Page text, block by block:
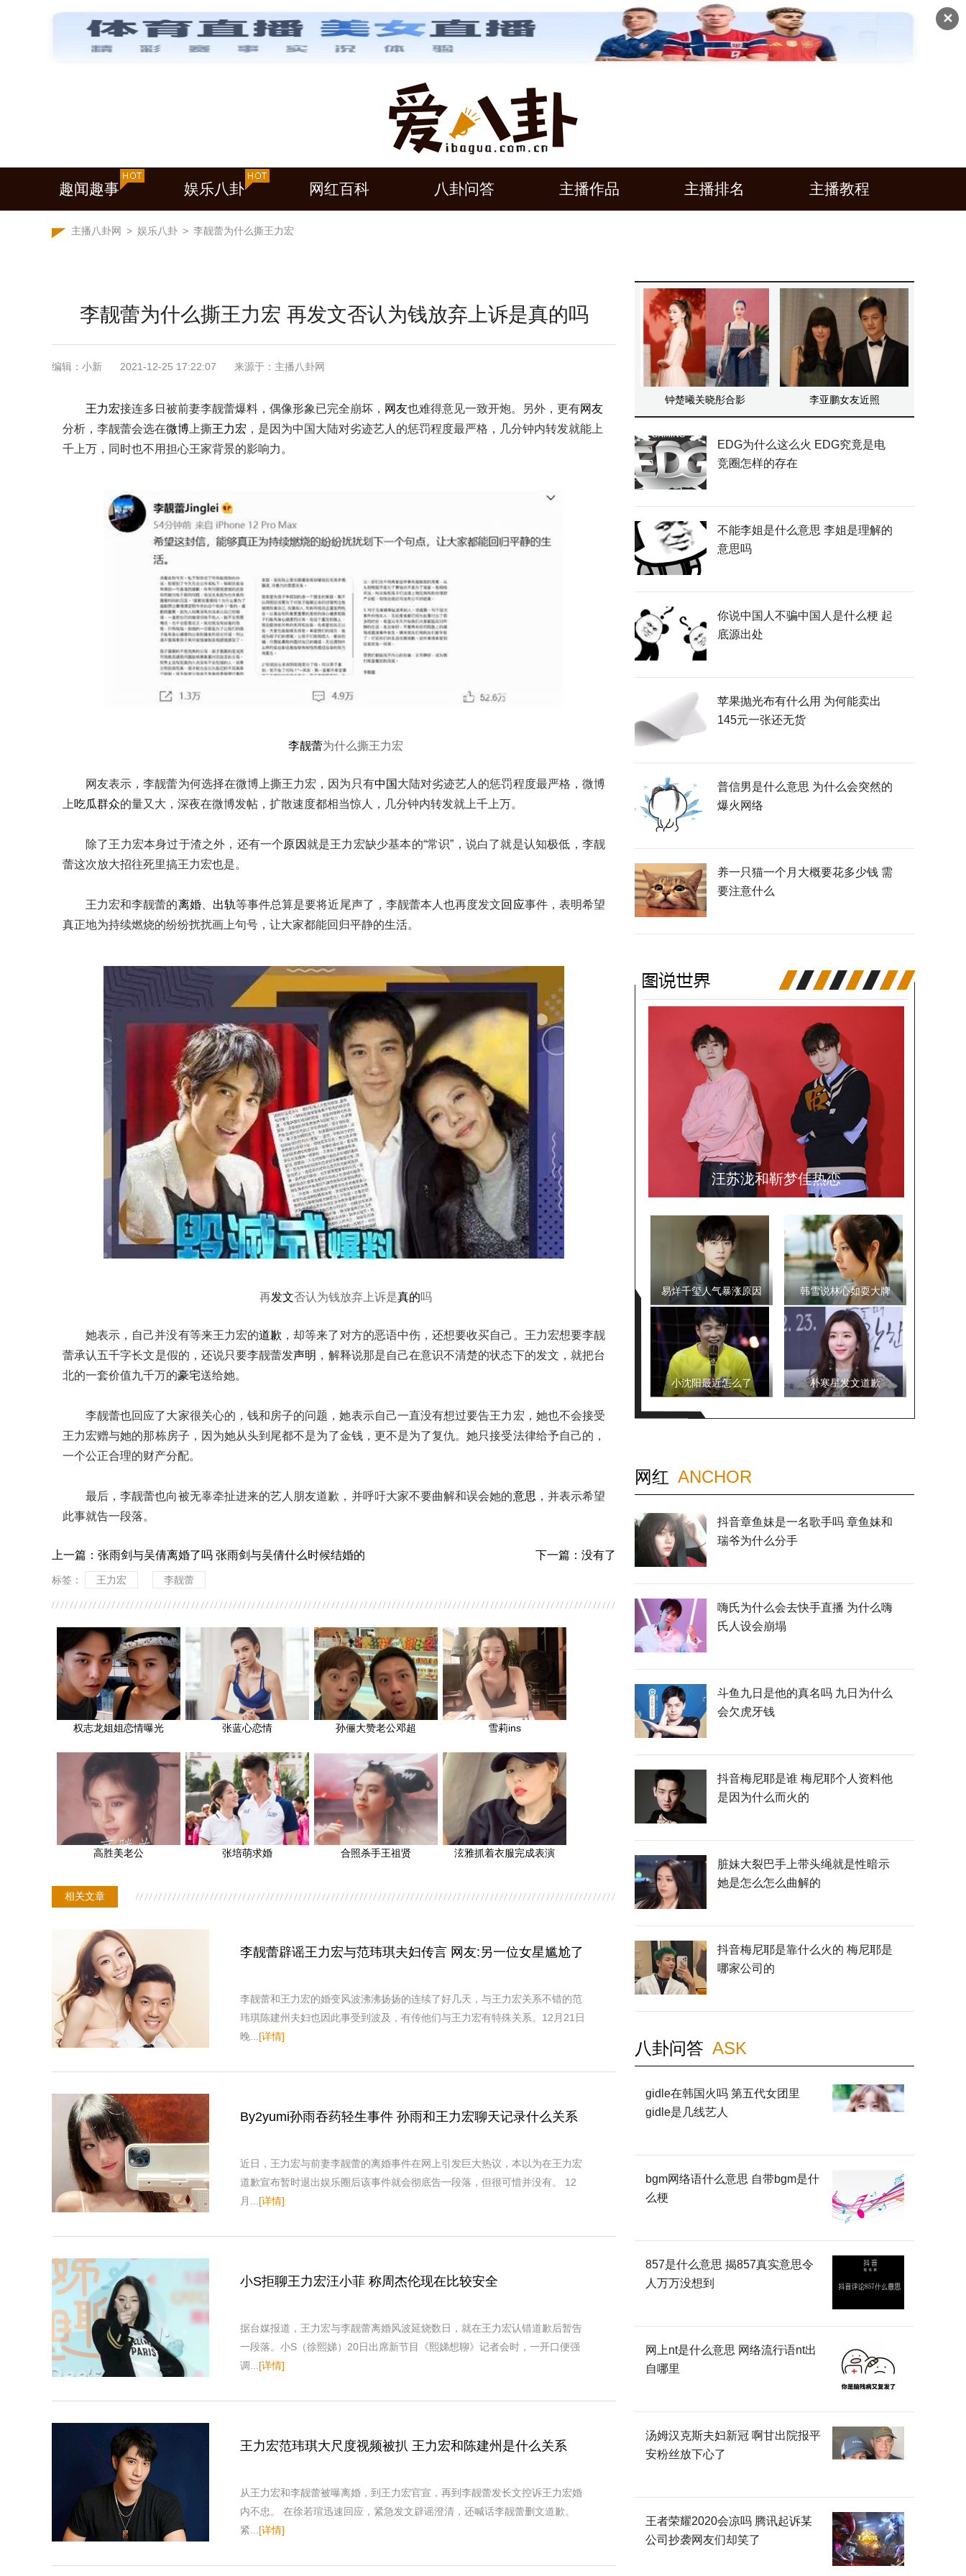
✕
趣闻趣事 娱乐八卦 网红百科 八卦问答 主播作品 主播排名 主播教程
主播八卦网 > 娱乐八卦 > 李靓蕾为什么撕王力宏
李靓蕾为什么撕王力宏 再发文否认为钱放弃上诉是真的吗
编辑：小新 2021-12-25 17:22:07 来源于：主播八卦网
王力宏接连多日被前妻李靓蕾爆料，偶像形象已完全崩坏， 网友也难得意见一致开炮。另外，更有网友
分析，李靓蕾会选在微博 上撕王力宏 ，是因为中国大陆对劣迹艺人的惩罚程度最严格，几分钟内转发就能上
千上万，同时也不用担心王家背景的影响力。
李靓蕾为什么撕王力宏
网友表示，李靓蕾为何选择在微博上撕王力宏，因为只有中国大陆对劣迹艺人的惩罚程度最严格，微博
上吃瓜群众的量又大，深夜在微博发帖，扩散速度都相当惊人，几分钟内转发就上千上万。
除了王力宏本身过于渣之外，还有一个原因 就是王力宏缺少基本的“常识”，说白了就是认知极低，李靓
蕾这次放大招往死里搞王力宏也是。
王力宏和李靓蕾的离婚、 出轨等事件总算是要将近尾声了，李靓蕾本人也再度发文回应事件，表明希望
真正地为持续燃烧的纷纷扰扰画上句号，让大家都能回归平静的生活。
再发文否认为钱放弃上诉是真的吗
她表示，自己并没有等来王力宏的道歉 ，却等来了对方的恶语中伤，还想要收买自己。王力宏想要李靓
蕾承认五千字长文是假的，还说只要李靓蕾发声明 ，解释说那是自己在意识不清楚的状态下的发文，就把台
北的一套价值九千万的豪宅送给她。
李靓蕾也回应了大家很关心的，钱和房子的问题，她表示自己一直没有想过要告王力宏，她也不会接受
王力宏赠与她的那栋房子，因为她从头到尾都不是为了金钱，更不是为了复仇。她只接受法律给予自己的，
一个公正合理的财产分配。
最后，李靓蕾也向被无辜牵扯进来的艺人朋友道歉，并呼吁大家不要曲解和误会她的意思 ，并表示希望
此事就告一段落。
上一篇： 张雨剑与吴倩离婚了吗 张雨剑与吴倩什么时候结婚的 下一篇：没有了
标签： 王力宏 李靓蕾
权志龙姐姐恋情曝光 张蓝心恋情 孙俪大赞老公邓超 雪莉ins
高胜美老公 张培萌求婚 合照杀手王祖贤 泫雅抓着衣服完成表演
相关文章
李靓蕾辟谣王力宏与范玮琪夫妇传言 网友:另一位女星尴尬了
李靓蕾和王力宏的婚变风波沸沸扬扬的连续了好几天，与王力宏关系不错的范
玮琪陈建州夫妇也因此事受到波及，有传他们与王力宏有特殊关系。12月21日
晚... [详情]
By2yumi孙雨吞药轻生事件 孙雨和王力宏聊天记录什么关系
近日，王力宏与前妻李靓蕾的离婚事件在网上引发巨大热议，本以为在王力宏
道歉宣布暂时退出娱乐圈后该事件就会彻底告一段落，但很可惜并没有。 12
月... [详情]
小S拒聊王力宏汪小菲 称周杰伦现在比较安全
据台媒报道，王力宏与李靓蕾离婚风波延烧数日，就在王力宏认错道歉后暂告
一段落。小S（徐熙娣）20日出席新节目《熙娣想聊》记者会时，一开口便强
调... [详情]
王力宏范玮琪大尺度视频被扒 王力宏和陈建州是什么关系
从王力宏和李靓蕾被曝离婚，到王力宏官宣，再到李靓蕾发长文控诉王力宏婚
内不忠。 在徐若瑄迅速回应，紧急发文辟谣澄清，还喊话李靓蕾删文道歉。
紧... [详情]
钟楚曦关晓彤合影 李亚鹏女友近照
EDG为什么这么火 EDG究竟是电
竞圈怎样的存在
不能李姐是什么意思 李姐是理解的
意思吗
你说中国人不骗中国人是什么梗 起
底源出处
苹果抛光布有什么用 为何能卖出
145元一张还无货
普信男是什么意思 为什么会突然的
爆火网络
养一只猫一个月大概要花多少钱 需
要注意什么
汪苏泷和靳梦佳热恋
易烊千玺人气暴涨原因 韩雪说林心如耍大牌
小沈阳最近怎么了 朴寒星发文道歉
网红 ANCHOR
抖音章鱼妹是一名歌手吗 章鱼妹和
瑞爷为什么分手
嗨氏为什么会去快手直播 为什么嗨
氏人设会崩塌
斗鱼九日是他的真名吗 九日为什么
会欠虎牙钱
抖音梅尼耶是谁 梅尼耶个人资料他
是因为什么而火的
脏妹大裂巴手上带头绳就是性暗示
她是怎么怎么曲解的
抖音梅尼耶是靠什么火的 梅尼耶是
哪家公司的
八卦问答 ASK
gidle在韩国火吗 第五代女团里
gidle是几线艺人
bgm网络语什么意思 自带bgm是什
么梗
857是什么意思 揭857真实意思令
人万万没想到
网上nt是什么意思 网络流行语nt出
自哪里
汤姆汉克斯夫妇新冠 啊甘出院报平
安粉丝放下心了
王者荣耀2020会凉吗 腾讯起诉某
公司抄袭网友们却笑了